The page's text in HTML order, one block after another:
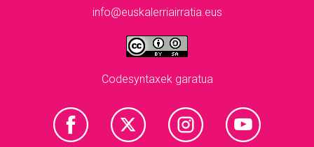
info@euskalerriairratia.eus
Codesyntaxek garatua